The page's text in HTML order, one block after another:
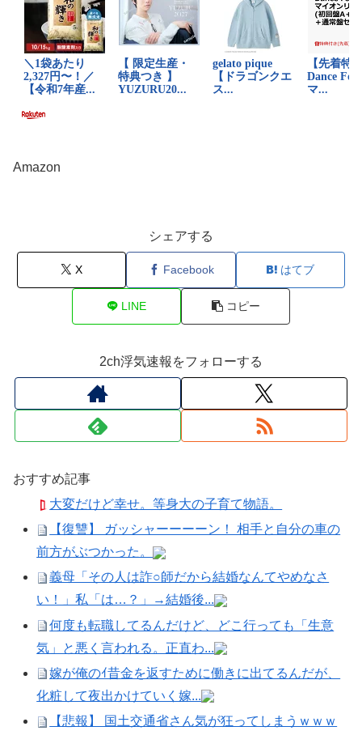
Amazon
シェアする
X Facebook はてブ
LINE コピー
2ch浮気速報をフォローする
おすすめ記事
大変だけど幸せ。等身大の子育て物語。
【復讐】 ガッシャーーーーン！ 相手と自分の車の
前方がぶつかった。
義母「その人は詐○師だから結婚なんてやめなさ
い！」私「は…？」→結婚後...
何度も転職してるんだけど、どこ行っても「生意
気」と悪く言われる。正直わ...
嫁が俺のｲ昔金を返すために働きに出てるんだが、
化粧して夜出かけていく嫁...
【悲報】 国土交通省さん気が狂ってしまうｗｗｗ